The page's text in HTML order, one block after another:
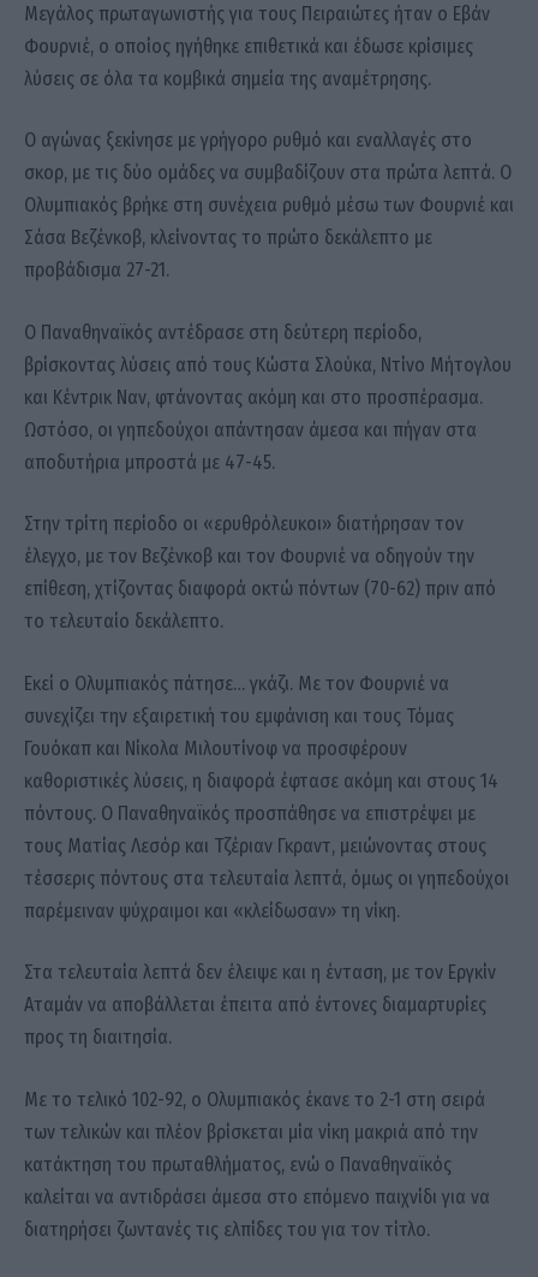
Μεγάλος πρωταγωνιστής για τους Πειραιώτες ήταν ο Εβάν
Φουρνιέ, ο οποίος ηγήθηκε επιθετικά και έδωσε κρίσιμες
λύσεις σε όλα τα κομβικά σημεία της αναμέτρησης.
Ο αγώνας ξεκίνησε με γρήγορο ρυθμό και εναλλαγές στο
σκορ, με τις δύο ομάδες να συμβαδίζουν στα πρώτα λεπτά. Ο
Ολυμπιακός βρήκε στη συνέχεια ρυθμό μέσω των Φουρνιέ και
Σάσα Βεζένκοβ, κλείνοντας το πρώτο δεκάλεπτο με
προβάδισμα 27-21.
Ο Παναθηναϊκός αντέδρασε στη δεύτερη περίοδο,
βρίσκοντας λύσεις από τους Κώστα Σλούκα, Ντίνο Μήτογλου
και Κέντρικ Ναν, φτάνοντας ακόμη και στο προσπέρασμα.
Ωστόσο, οι γηπεδούχοι απάντησαν άμεσα και πήγαν στα
αποδυτήρια μπροστά με 47-45.
Στην τρίτη περίοδο οι «ερυθρόλευκοι» διατήρησαν τον
έλεγχο, με τον Βεζένκοβ και τον Φουρνιέ να οδηγούν την
επίθεση, χτίζοντας διαφορά οκτώ πόντων (70-62) πριν από
το τελευταίο δεκάλεπτο.
Εκεί ο Ολυμπιακός πάτησε… γκάζι. Με τον Φουρνιέ να
συνεχίζει την εξαιρετική του εμφάνιση και τους Τόμας
Γουόκαπ και Νίκολα Μιλουτίνοφ να προσφέρουν
καθοριστικές λύσεις, η διαφορά έφτασε ακόμη και στους 14
πόντους. Ο Παναθηναϊκός προσπάθησε να επιστρέψει με
τους Ματίας Λεσόρ και Τζέριαν Γκραντ, μειώνοντας στους
τέσσερις πόντους στα τελευταία λεπτά, όμως οι γηπεδούχοι
παρέμειναν ψύχραιμοι και «κλείδωσαν» τη νίκη.
Στα τελευταία λεπτά δεν έλειψε και η ένταση, με τον Εργκίν
Αταμάν να αποβάλλεται έπειτα από έντονες διαμαρτυρίες
προς τη διαιτησία.
Με το τελικό 102-92, ο Ολυμπιακός έκανε το 2-1 στη σειρά
των τελικών και πλέον βρίσκεται μία νίκη μακριά από την
κατάκτηση του πρωταθλήματος, ενώ ο Παναθηναϊκός
καλείται να αντιδράσει άμεσα στο επόμενο παιχνίδι για να
διατηρήσει ζωντανές τις ελπίδες του για τον τίτλο.